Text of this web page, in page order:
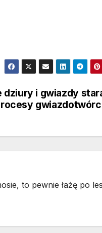
dziury i gwiazdy
to pewnie łażę po